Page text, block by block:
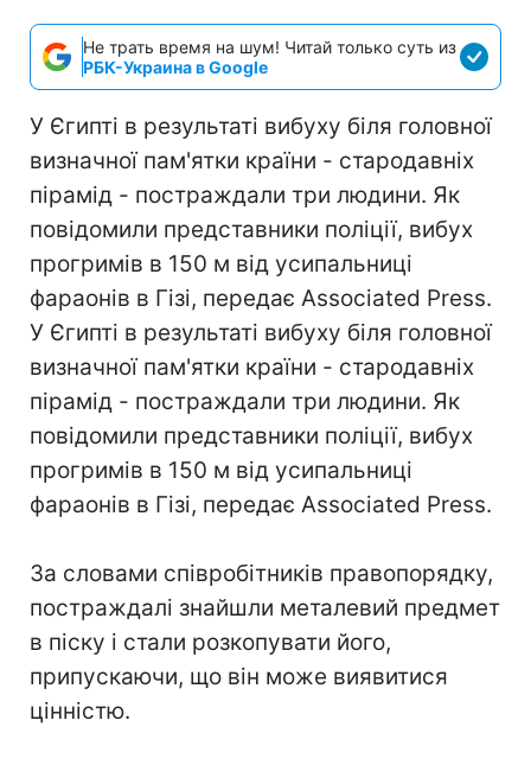
Не трать время на шум! Читай только суть из
РБК-Украина в Google
У Єгипті в результаті вибуху біля головної
визначної пам'ятки країни - стародавніх
пірамід - постраждали три людини. Як
повідомили представники поліції, вибух
прогримів в 150 м від усипальниці
фараонів в Гізі, передає Associated Press.
У Єгипті в результаті вибуху біля головної
визначної пам'ятки країни - стародавніх
пірамід - постраждали три людини. Як
повідомили представники поліції, вибух
прогримів в 150 м від усипальниці
фараонів в Гізі, передає Associated Press.
За словами співробітників правопорядку,
постраждалі знайшли металевий предмет
в піску і стали розкопувати його,
припускаючи, що він може виявитися
цінністю.